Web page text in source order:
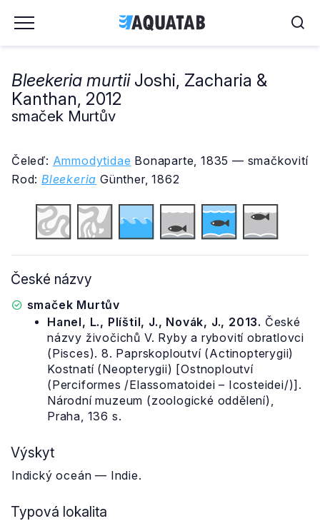
Bleekeria murtiiJoshi, Zacharia &
Kanthan, 2012
smaček Murtův
Čeleď: Ammodytidae Bonaparte, 1835 — smačkovití
Rod: Bleekeria Günther, 1862
České názvy
smaček Murtův
Hanel, L., Plíštil, J., Novák, J., 2013. České
názvy živočichů V. Ryby a rybovití obratlovci
(Pisces). 8. Paprskoploutví (Actinopterygii)
Kostnatí (Neopterygii) [Ostnoploutví
(Perciformes /Elassomatoidei – Icosteidei/)].
Národní muzeum (zoologické oddělení),
Praha, 136 s.
Výskyt
Indický oceán — Indie.
Typová lokalita